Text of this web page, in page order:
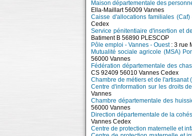
Maison départementale des
Ella-Maillart 56009 Vannes
Caisse d'allocations familiales
Cedex
Service pénitentiaire d'insertion et
Batiment B 56890 PLESCOP
Pôle emploi - Vannes - Ouest: 3 rue
Mutualité sociale agricole (MSA)
56000 Vannes
Fédération départementale des
CS 92409 56010 Vannes Cedex
Chambre de métiers et de l'artisanat
Centre d'information sur les droits
Vannes
Chambre départementale des
56000 Vannes
Direction départementale de la
Vannes Cedex
Centre de protection maternelle et